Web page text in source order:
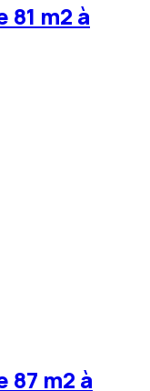
81 m2 à
87 m2 à